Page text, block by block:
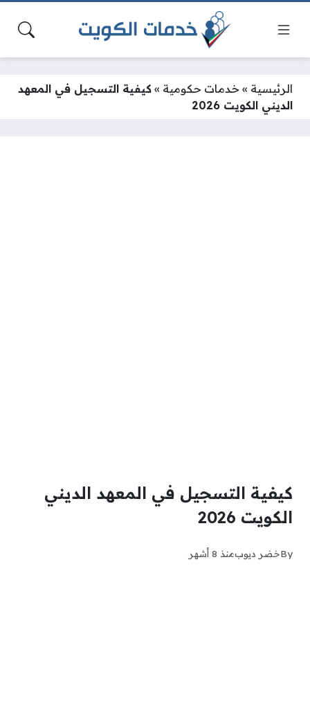
الرئيسية » خدمات حكومية » كيفية التسجيل في المعهد
الديني الكويت 2026
كيفية التسجيل في المعهد الديني
الكويت 2026
Byخضر ديوبمنذ 8 أشهر